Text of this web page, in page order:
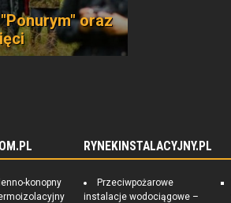
oraz
konopny
RYNEKINSTALACYJNY.PL
Przeciwpożarowe
instalacje wodociągowe –